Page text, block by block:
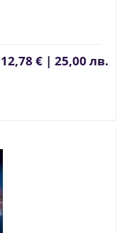
12,78 € | 25,00 лв.